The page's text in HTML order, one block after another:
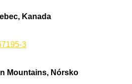
Kanada
Mountains, Nórsko